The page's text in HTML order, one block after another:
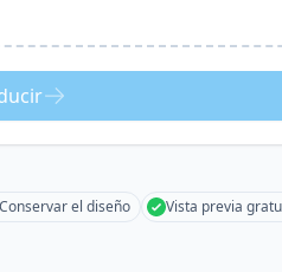
el diseño Vista previa